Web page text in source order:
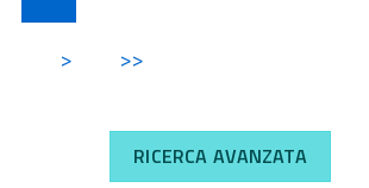
> >>
RICERCA AVANZATA